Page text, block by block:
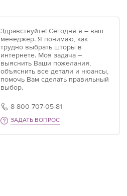
Здравствуйте! Сегодня я – ваш
менеджер. Я понимаю, как
трудно выбрать шторы в
интернете. Моя задача –
выяснить Ваши пожелания,
объяснить все детали и нюансы,
помочь Вам сделать правильный
выбор.
8 800 707-05-81
ЗАДАТЬ ВОПРОС